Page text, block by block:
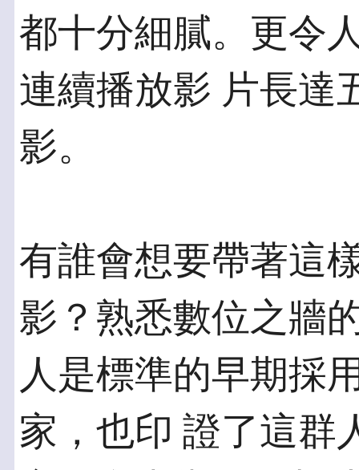
都十分細膩。更令
連續播放影 片長達
影。
有誰會想要帶著這
影？熟悉數位之牆
人是標準的早期採
家，也印 證了這群